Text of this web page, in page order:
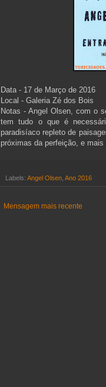
Data - 17 de Março de 2016
Local - Galeria Zé dos Bois
Notas - Angel Olsen, com o
tem tudo o que é
paradisíaco repleto de
próximas da perfeição, e
Labels: Angel Olsen Ano 2016
Mensagem mais recente